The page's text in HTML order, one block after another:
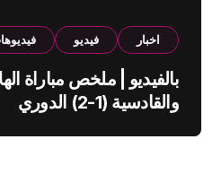
اخبار فيديو
بالفيديو | ملخص مباراة
والقادسية (1-2) الدوري